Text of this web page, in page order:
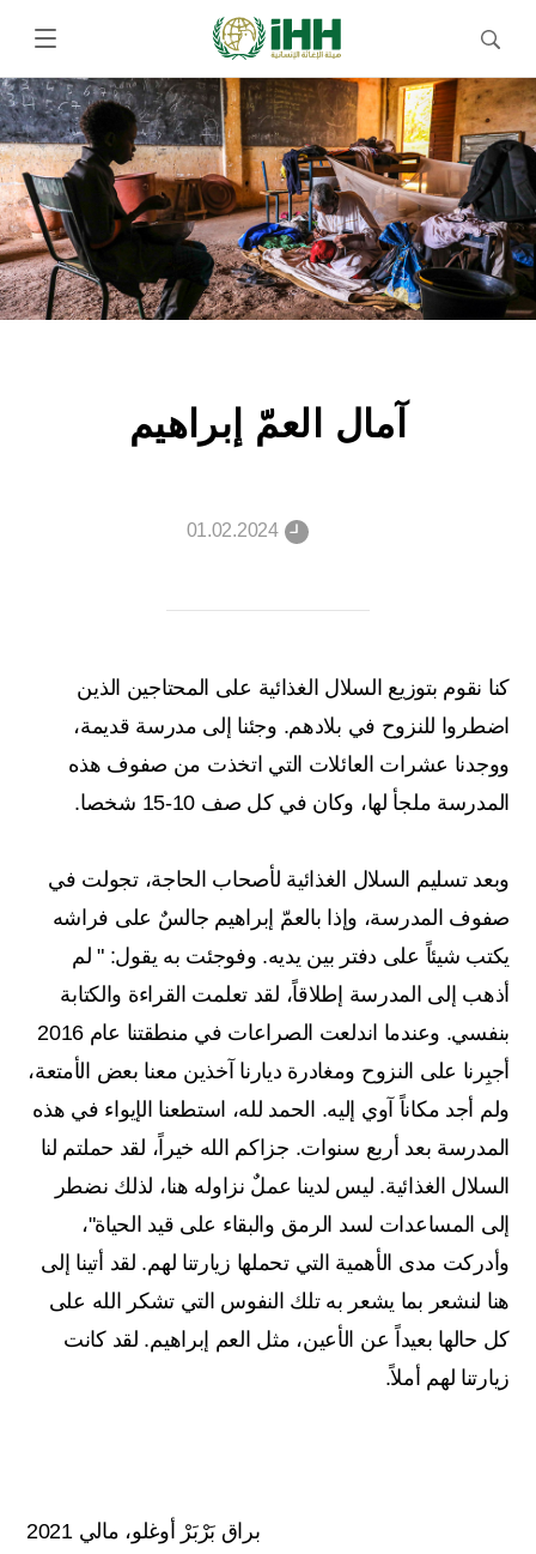
آمال العمّ إبراهيم
01.02.2024
كنا نقوم بتوزيع السلال الغذائية على المحتاجين الذين
اضطروا للنزوح في بلادهم. وجئنا إلى مدرسة قديمة،
ووجدنا عشرات العائلات التي اتخذت من صفوف هذه
المدرسة ملجأ لها، وكان في كل صف 10-15 شخصا.
وبعد تسليم السلال الغذائية لأصحاب الحاجة، تجولت في
صفوف المدرسة، وإذا بالعمّ إبراهيم جالسٌ على فراشه
يكتب شيئاً على دفتر بين يديه. وفوجئت به يقول: " لم
أذهب إلى المدرسة إطلاقاً، لقد تعلمت القراءة والكتابة
بنفسي. وعندما اندلعت الصراعات في منطقتنا عام 2016
أجبِرنا على النزوح ومغادرة ديارنا آخذين معنا بعض الأمتعة،
ولم أجد مكاناً آوي إليه. الحمد لله، استطعنا الإيواء في هذه
المدرسة بعد أربع سنوات. جزاكم الله خيراً، لقد حملتم لنا
السلال الغذائية. ليس لدينا عملٌ نزاوله هنا، لذلك نضطر
إلى المساعدات لسد الرمق والبقاء على قيد الحياة"،
وأدركت مدى الأهمية التي تحملها زيارتنا لهم. لقد أتينا إلى
هنا لنشعر بما يشعر به تلك النفوس التي تشكر الله على
كل حالها بعيداً عن الأعين، مثل العم إبراهيم. لقد كانت
زيارتنا لهم أملاً.
براق بَرْبَرْ أوغلو، مالي 2021